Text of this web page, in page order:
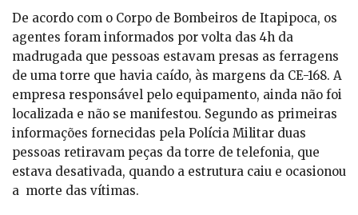
De acordo com o Corpo de Bombeiros de Itapipoca, os
agentes foram informados por volta das 4h da
madrugada que pessoas estavam presas as ferragens
de uma torre que havia caído, às margens da CE-168. A
empresa responsável pelo equipamento, ainda não foi
localizada e não se manifestou. Segundo as primeiras
informações fornecidas pela Polícia Militar duas
pessoas retiravam peças da torre de telefonia, que
estava desativada, quando a estrutura caiu e ocasionou
a morte das vítimas.